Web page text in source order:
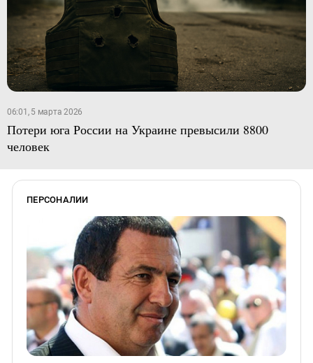
06:01, 5 марта 2026
Потери юга России на Украине превысили 8800
человек
ПЕРСОНАЛИИ